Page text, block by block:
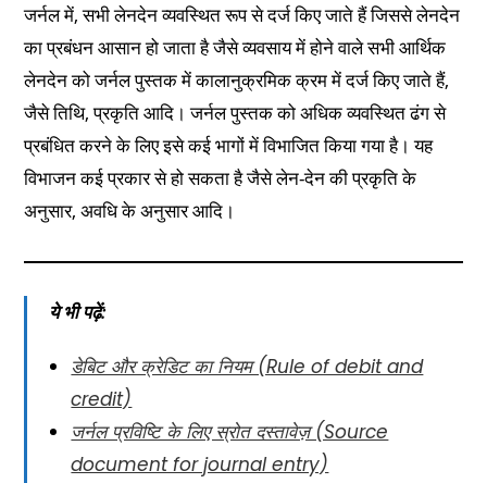
जर्नल में, सभी लेनदेन व्यवस्थित रूप से दर्ज किए जाते हैं जिससे लेनदेन
का प्रबंधन आसान हो जाता है जैसे व्यवसाय में होने वाले सभी आर्थिक
लेनदेन को जर्नल पुस्तक में कालानुक्रमिक क्रम में दर्ज किए जाते हैं,
जैसे तिथि, प्रकृति आदि। जर्नल पुस्तक को अधिक व्यवस्थित ढंग से
प्रबंधित करने के लिए इसे कई भागों में विभाजित किया गया है। यह
विभाजन कई प्रकार से हो सकता है जैसे लेन-देन की प्रकृति के
अनुसार, अवधि के अनुसार आदि।
ये भी पढ़ें:
डेबिट और क्रेडिट का नियम (Rule of debit and
credit)
जर्नल प्रविष्टि के लिए स्रोत दस्तावेज़ (Source
document for journal entry)